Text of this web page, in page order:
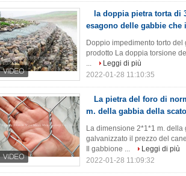
la doppia pietra torta
esagono delle gabbie
Doppio impedimento torto
prodotto La doppia torsione
...
Leggi di più
2022-01-28 11:10:35
La pietra del foro di
m. della gabbia della
La dimensione 2*1*1 m.
galvanizzato il prezzo del
Il gabbione ...
Leggi di più
2022-01-28 11:09:32